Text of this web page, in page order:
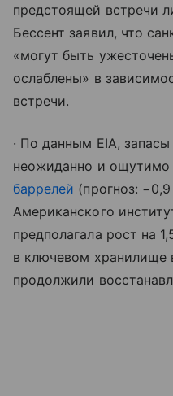
предстоящей встречи
Бессент заявил, что
«могут быть
ослаблены» в
встречи.
· По данным EIA,
неожиданно и
баррелей (прогноз:
Американского
предполагала рост на
в ключевом хранилище
продолжили